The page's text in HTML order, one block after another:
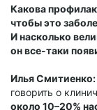
Какова
чтобы это
И насколько
он все-таки
Илья Смитиенко:
говорить о
около 10–20%